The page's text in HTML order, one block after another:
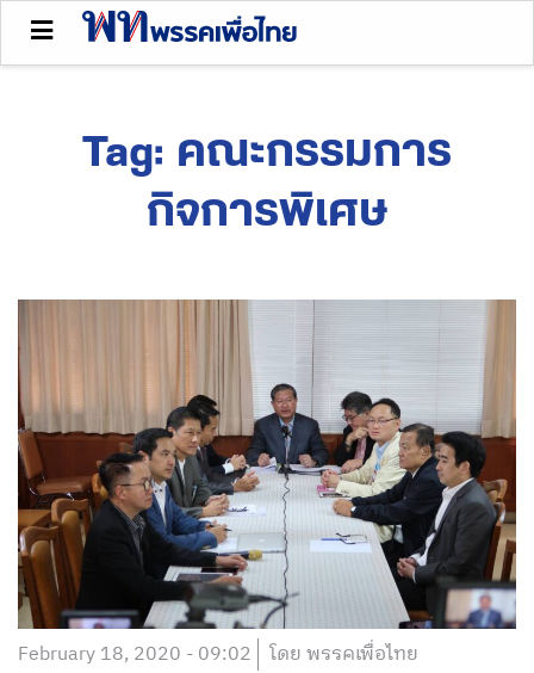
Tag: คณะกรรมการ
กิจการพิเศษ
February 18, 2020 - 09:02 โดย พรรคเพื่อไทย